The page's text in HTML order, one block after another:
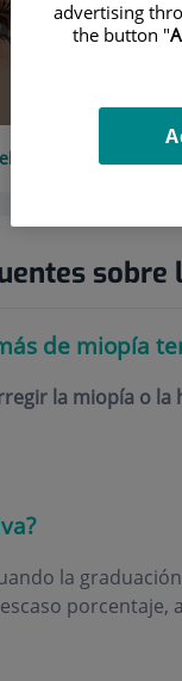
details
sobre
de miopía
la miopía o
la
advertising
the button "